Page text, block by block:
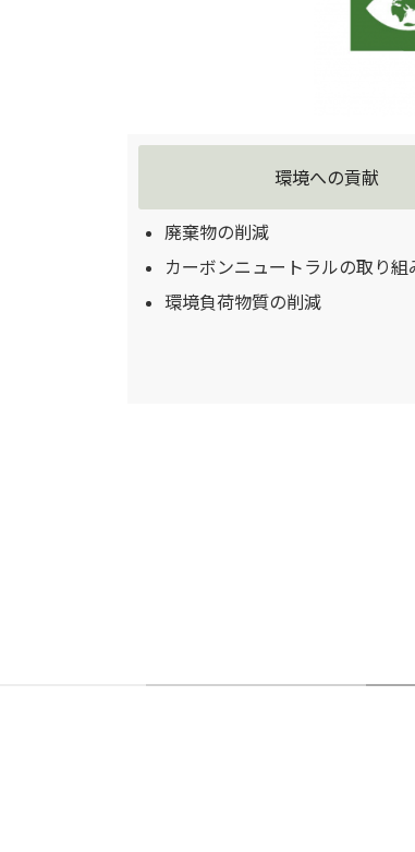
環境への貢献
廃棄物の削減
カーボンニュートラルの取り組
環境負荷物質の削減